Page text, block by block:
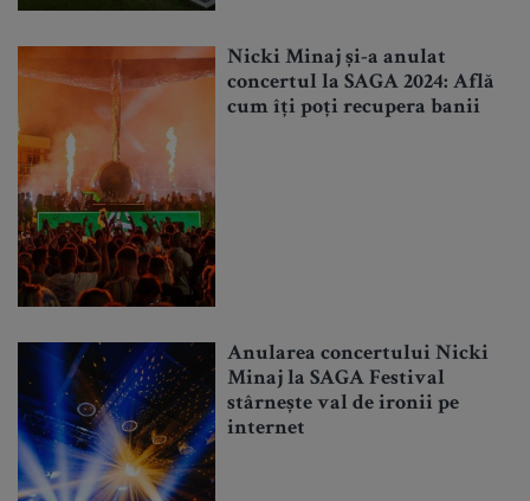
Nicki Minaj și-a anulat
concertul la SAGA 2024: Află
cum îți poți recupera banii
Anularea concertului Nicki
Minaj la SAGA Festival
stârnește val de ironii pe
internet